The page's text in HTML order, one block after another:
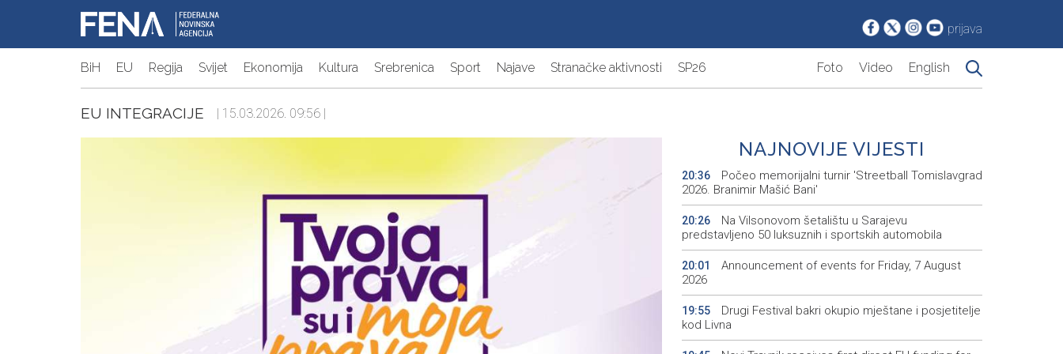
prijava
BiH EU Regija Svijet Ekonomija Kultura Srebrenica Sport Najave Stranačke aktivnosti SP26 Foto Video English
EU INTEGRACIJE | 15.03.2026. 09:56 |
NAJNOVIJE VIJESTI
20:36
Počeo memorijalni turnir 'Streetball Tomislavgrad
2026. Branimir Mašić Bani'
20:26
Na Vilsonovom šetalištu u Sarajevu
predstavljeno 50 luksuznih i sportskih automobila
20:01
Announcement of events for Friday, 7 August
2026
19:55
Drugi Festival bakri okupio mještane i posjetitelje
kod Livna